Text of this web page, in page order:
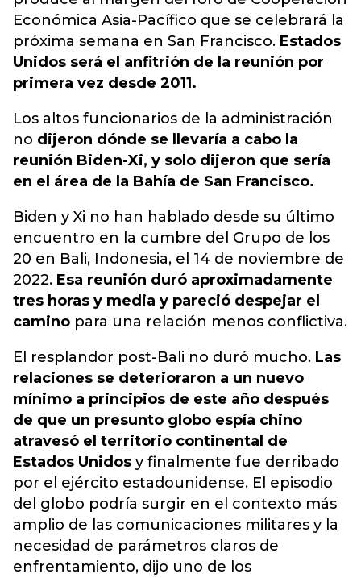
Económica Asia-Pacífico que se celebrará la
próxima semana en San Francisco. Estados
Unidos será el anfitrión de la reunión por
primera vez desde 2011.
Los altos funcionarios de la administración
no dijeron dónde se llevaría a cabo la
reunión Biden-Xi, y solo dijeron que sería
en el área de la Bahía de San Francisco.
Biden y Xi no han hablado desde su último
encuentro en la cumbre del Grupo de los
20 en Bali, Indonesia, el 14 de noviembre de
2022. Esa reunión duró aproximadamente
tres horas y media y pareció despejar el
camino para una relación menos conflictiva.
El resplandor post-Bali no duró mucho. Las
relaciones se deterioraron a un nuevo
mínimo a principios de este año después
de que un presunto globo espía chino
atravesó el territorio continental de
Estados Unidos y finalmente fue derribado
por el ejército estadounidense. El episodio
del globo podría surgir en el contexto más
amplio de las comunicaciones militares y la
necesidad de parámetros claros de
enfrentamiento, dijo uno de los